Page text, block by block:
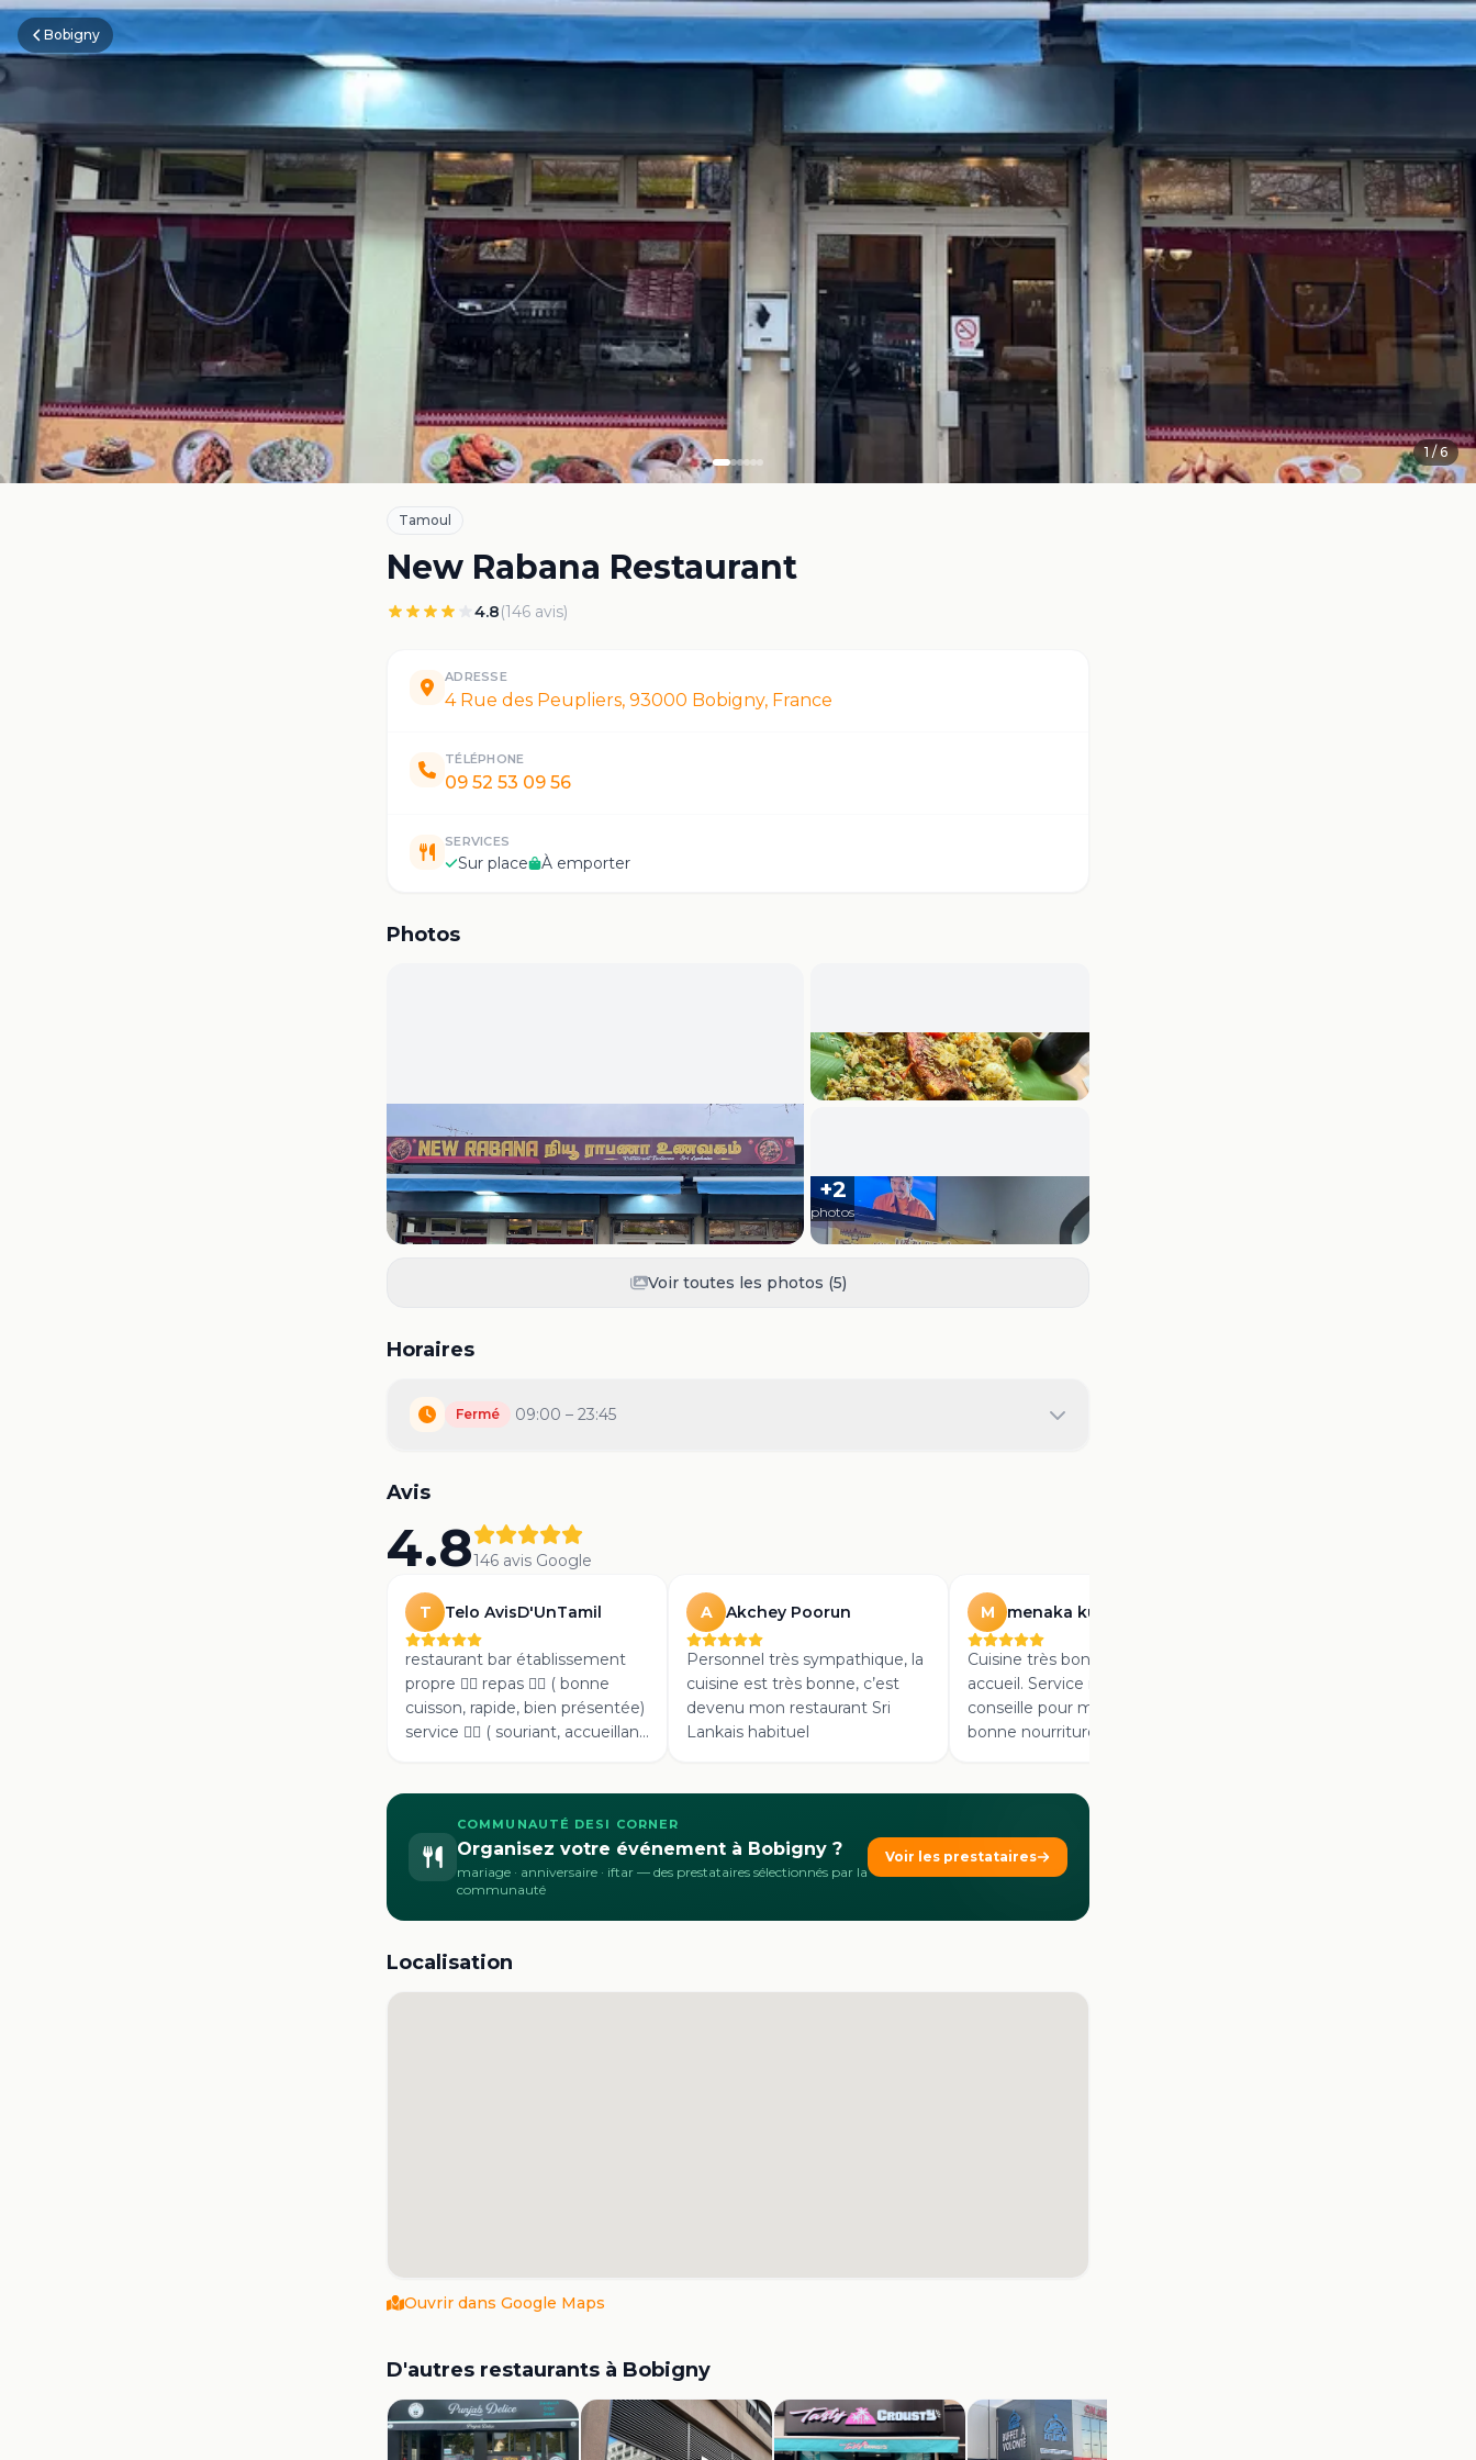
Bobigny
1/6
Tamoul
New Rabana Restaurant
4.8(146 avis)
ADRESSE
4 Rue des Peupliers, 93000 Bobigny, France
TÉLÉPHONE
09 52 53 09 56
SERVICES
Sur place À emporter
Photos
+2
photos
Voir toutes les photos (5)
Horaires
Fermé 09:00 – 23:45
Avis
4.8146 avis Google
T Telo AvisD'UnTamil
restaurant bar établissement
propre 👍🏽 repas 👍🏽 ( bonne
cuisson, rapide, bien présentée)
service 👍🏽 ( souriant, accueillant,
A Akchey Poorun
Personnel très sympathique, la
cuisine est très bonne, c’est
devenu mon restaurant Sri
Lankais habituel
M menaka kunasuntharam
Cuisine très bonne, bonne
accueil. Service rapide. Je vous
conseille pour manger de la
bonne nourriture copieuse Sri
COMMUNAUTÉ DESI CORNER
Organisez votre événement à Bobigny ?
mariage · anniversaire · iftar — des prestataires sélectionnés par la
communauté
Voir les prestataires
Localisation
Ouvrir dans Google Maps
D'autres restaurants à Bobigny